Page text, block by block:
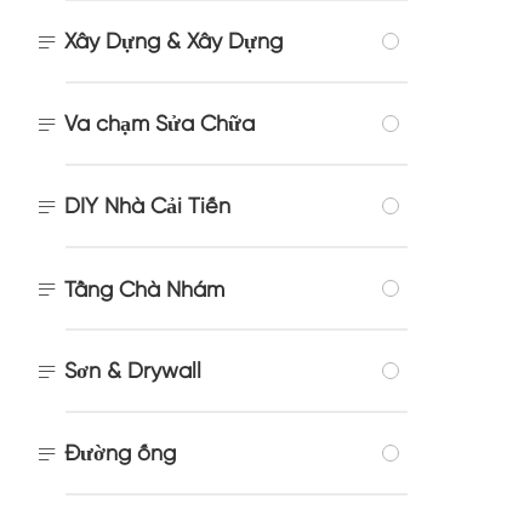
 Xây Dựng & Xây Dựng
 Va chạm Sửa Chữa
 DIY Nhà Cải Tiến
 Tầng Chà Nhám
 Sơn & Drywall
 Đường ống